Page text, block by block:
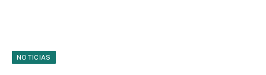
NOTICIAS